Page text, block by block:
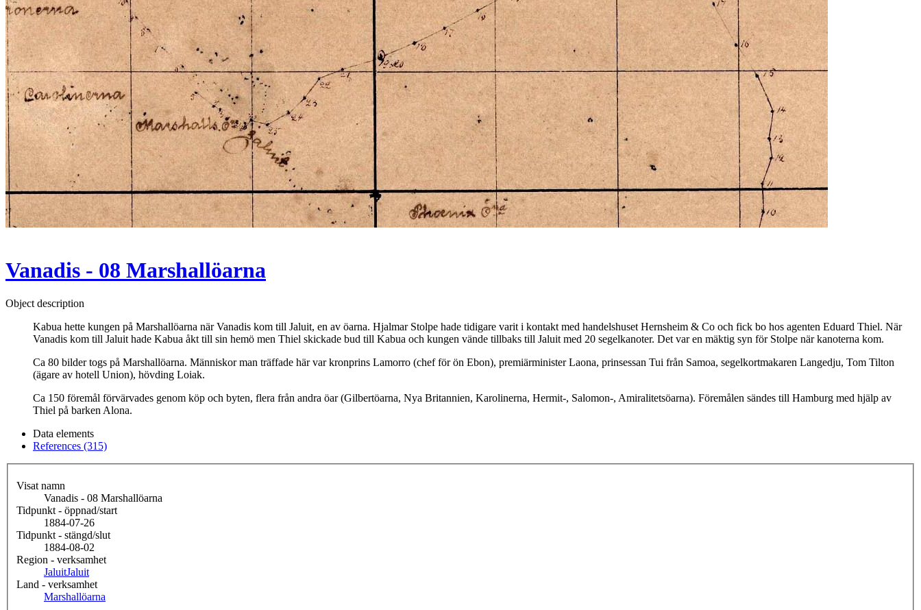
Vanadis - 08 Marshallöarna
Object description
Kabua hette kungen på Marshallöarna när Vanadis kom till Jaluit, en av öarna. Hjalmar Stolpe hade tidigare varit i kontakt med handelshuset Hernsheim & Co och fick bo hos agenten Eduard Thiel. När
Vanadis kom till Jaluit hade Kabua åkt till sin hemö men Thiel skickade bud till Kabua och kungen vände tillbaks till Jaluit med 20 segelkanoter. Det var en mäktig syn för Stolpe när kanoterna kom.
Ca 80 bilder togs på Marshallöarna. Människor man träffade här var kronprins Lamorro (chef för ön Ebon), premiärminister Laona, prinsessan Tui från Samoa, segelkortmakaren Langedju, Tom Tilton
(ägare av hotell Union), hövding Loiak.
Ca 150 föremål förvärvades genom köp och byten, flera från andra öar (Gilbertöarna, Nya Britannien, Karolinerna, Hermit-, Salomon-, Amiralitetsöarna). Föremålen sändes till Hamburg med hjälp av
Thiel på barken Alona.
Data elements
References (315)
Visat namn
Vanadis - 08 Marshallöarna
Tidpunkt - öppnad/start
1884-07-26
Tidpunkt - stängd/slut
1884-08-02
Region - verksamhet
JaluitJaluit
Land - verksamhet
Marshallöarna